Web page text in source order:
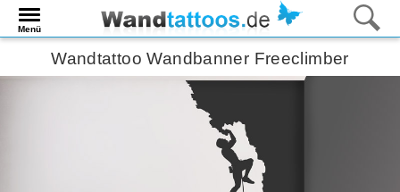
Menü
Wandtattoo Wandbanner Freeclimber